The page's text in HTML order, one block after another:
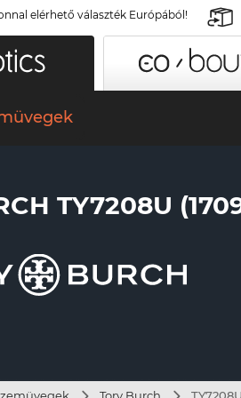
elérhető választék Európából!
TY7208U